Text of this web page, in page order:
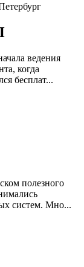
ведения
когда
бесплат...
полезного
систем. Мно...